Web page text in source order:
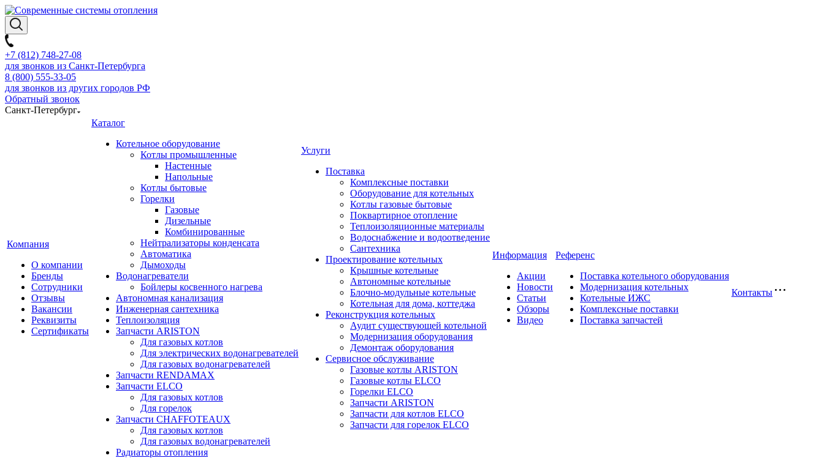
+7 (812) 748-27-08
для звонков из Санкт-Петербурга
8 (800) 555-33-05
для звонков из других городов РФ
Обратный звонок
Санкт-Петербург
Компания
О компании
Бренды
Сотрудники
Отзывы
Вакансии
Реквизиты
Сертификаты
Каталог
Котельное оборудование
Котлы промышленные
Настенные
Напольные
Котлы бытовые
Горелки
Газовые
Дизельные
Комбинированные
Нейтрализаторы конденсата
Автоматика
Дымоходы
Водонагреватели
Бойлеры косвенного нагрева
Автономная канализация
Инженерная сантехника
Теплоизоляция
Запчасти ARISTON
Для газовых котлов
Для электрических водонагревателей
Для газовых водонагревателей
Запчасти RENDAMAX
Запчасти ELCO
Для газовых котлов
Для горелок
Запчасти CHAFFOTEAUX
Для газовых котлов
Для газовых водонагревателей
Радиаторы отопления
Услуги
Поставка
Комплексные поставки
Оборудование для котельных
Котлы газовые бытовые
Поквартирное отопление
Теплоизоляционные материалы
Водоснабжение и водоотведение
Сантехника
Проектирование котельных
Крышные котельные
Автономные котельные
Блочно-модульные котельные
Котельная для дома, коттеджа
Реконструкция котельных
Аудит существующей котельной
Модернизация оборудования
Демонтаж оборудования
Сервисное обслуживание
Газовые котлы ARISTON
Газовые котлы ELCO
Горелки ELCO
Запчасти ARISTON
Запчасти для котлов ELCO
Запчасти для горелок ELCO
Информация
Акции
Новости
Статьи
Обзоры
Видео
Референс
Поставка котельного оборудования
Модернизация котельных
Котельные ИЖС
Комплексные поставки
Поставка запчастей
Контакты